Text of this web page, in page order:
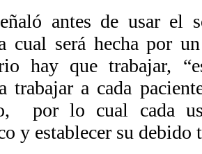
antes de usar el
cual será hecha por
hay que trabajar,
trabajar a cada
por lo cual cada
y establecer su debido